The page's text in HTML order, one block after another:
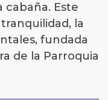
cabaña. Este
la
fundada
de la Parroquia